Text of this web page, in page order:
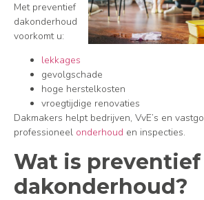
Met preventief
dakonderhoud
voorkomt u:
lekkages
gevolgschade
hoge herstelkosten
vroegtijdige renovaties
Dakmakers helpt bedrijven, VvE’s en
professioneel onderhoud en inspecties.
Wat is preventief
dakonderhoud?